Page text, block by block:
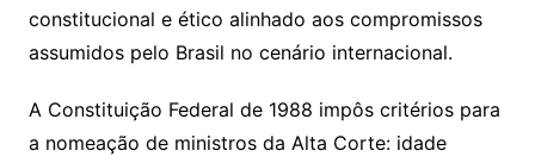
constitucional e ético alinhado aos compromissos
assumidos pelo Brasil no cenário internacional.
A Constituição Federal de 1988 impôs critérios para
a nomeação de ministros da Alta Corte: idade